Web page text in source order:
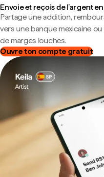
Envoie et reçois de l'argent
Partage une addition,
vers une banque mexicaine
de marges louches.
Ouvre ton compte gratuit